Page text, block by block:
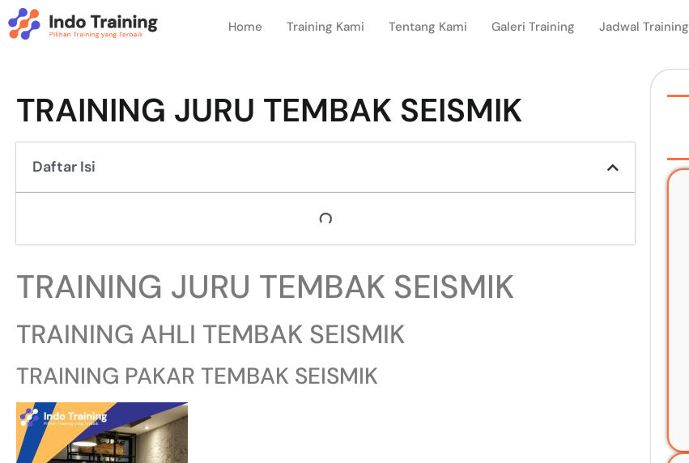
Home Training Kami Tentang Kami Galeri Training Jadwal Training
TRAINING JURU TEMBAK SEISMIK
Daftar Isi
TRAINING JURU TEMBAK SEISMIK
TRAINING AHLI TEMBAK SEISMIK
TRAINING PAKAR TEMBAK SEISMIK